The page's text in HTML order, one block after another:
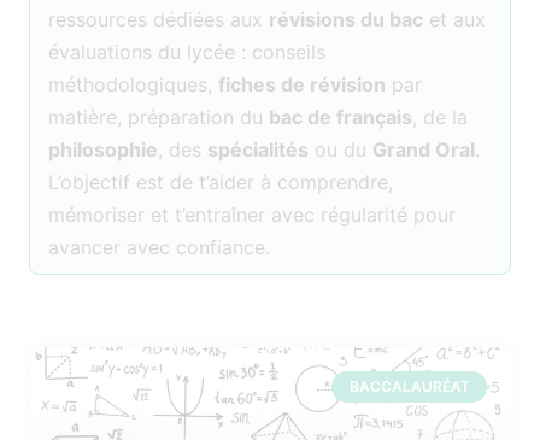
ressources dédiées aux révisions du bac et aux
évaluations du lycée : conseils
méthodologiques, fiches de révision par
matière, préparation du bac de français, de la
philosophie, des spécialités ou du Grand Oral.
L’objectif est de t’aider à comprendre,
mémoriser et t’entraîner avec régularité pour
avancer avec confiance.
BACCALAURÉAT